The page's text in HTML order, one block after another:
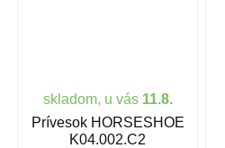
skladom, u vás 11.8.
Prívesok HORSESHOE
K04.002.C2